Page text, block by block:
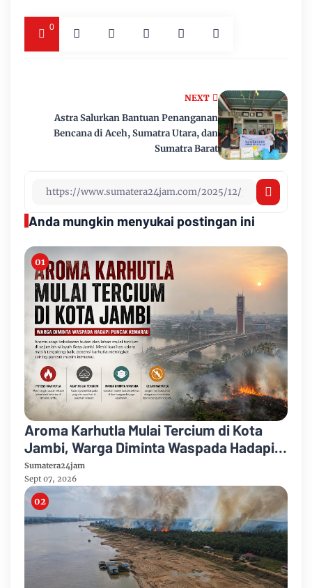
0
NEXT
Astra Salurkan Bantuan Penanganan
Bencana di Aceh, Sumatra Utara, dan
Sumatra Barat
Anda mungkin menyukai postingan ini
Aroma Karhutla Mulai Tercium di Kota
Jambi, Warga Diminta Waspada Hadapi
Puncak Kemarau
Sumatera24jam
Sept 07, 2026